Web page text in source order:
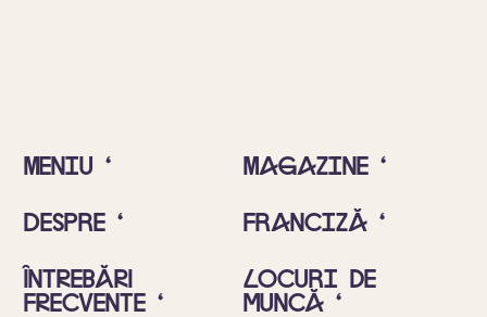
Meniu ‘
Despre ‘
ÎNTREBĂRI
FRECVENTE ‘
Magazine ‘
Franciză ‘
Locuri de
muncă ‘